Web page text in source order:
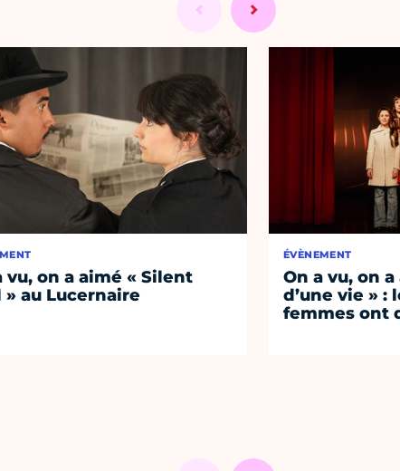
vu, on a aimé « Silent
» au Lucernaire
ÉVÈNEMENT
On a vu, on
d’une vie » :
femmes ont